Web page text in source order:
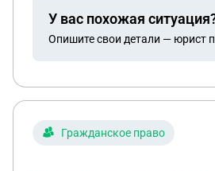
У вас похожая
Опишите свои детали — юрист
Гражданское право